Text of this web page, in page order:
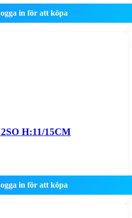
in för att köpa
H:11/15CM
in för att köpa